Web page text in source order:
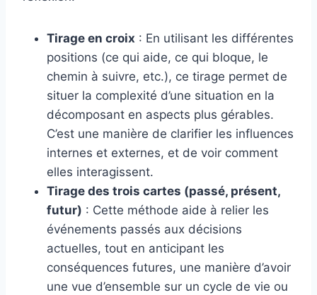
Tirage en croix : En utilisant les différentes
positions (ce qui aide, ce qui bloque, le
chemin à suivre, etc.), ce tirage permet de
situer la complexité d’une situation en la
décomposant en aspects plus gérables.
C’est une manière de clarifier les influences
internes et externes, et de voir comment
elles interagissent.
Tirage des trois cartes (passé, présent,
futur) : Cette méthode aide à relier les
événements passés aux décisions
actuelles, tout en anticipant les
conséquences futures, une manière d’avoir
une vue d’ensemble sur un cycle de vie ou